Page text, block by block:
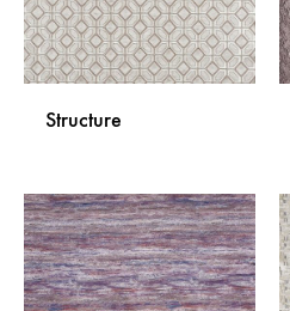
Structure
DODAJ
NA
LISTU
ŽELJA